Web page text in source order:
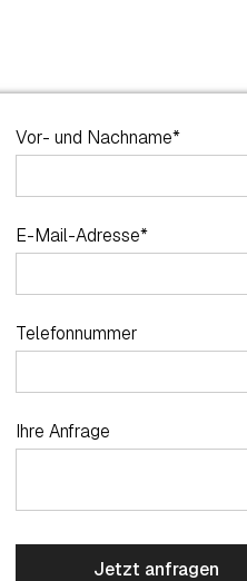
Vor- und Nachname*
E-Mail-Adresse*
Telefonnummer
Ihre Anfrage